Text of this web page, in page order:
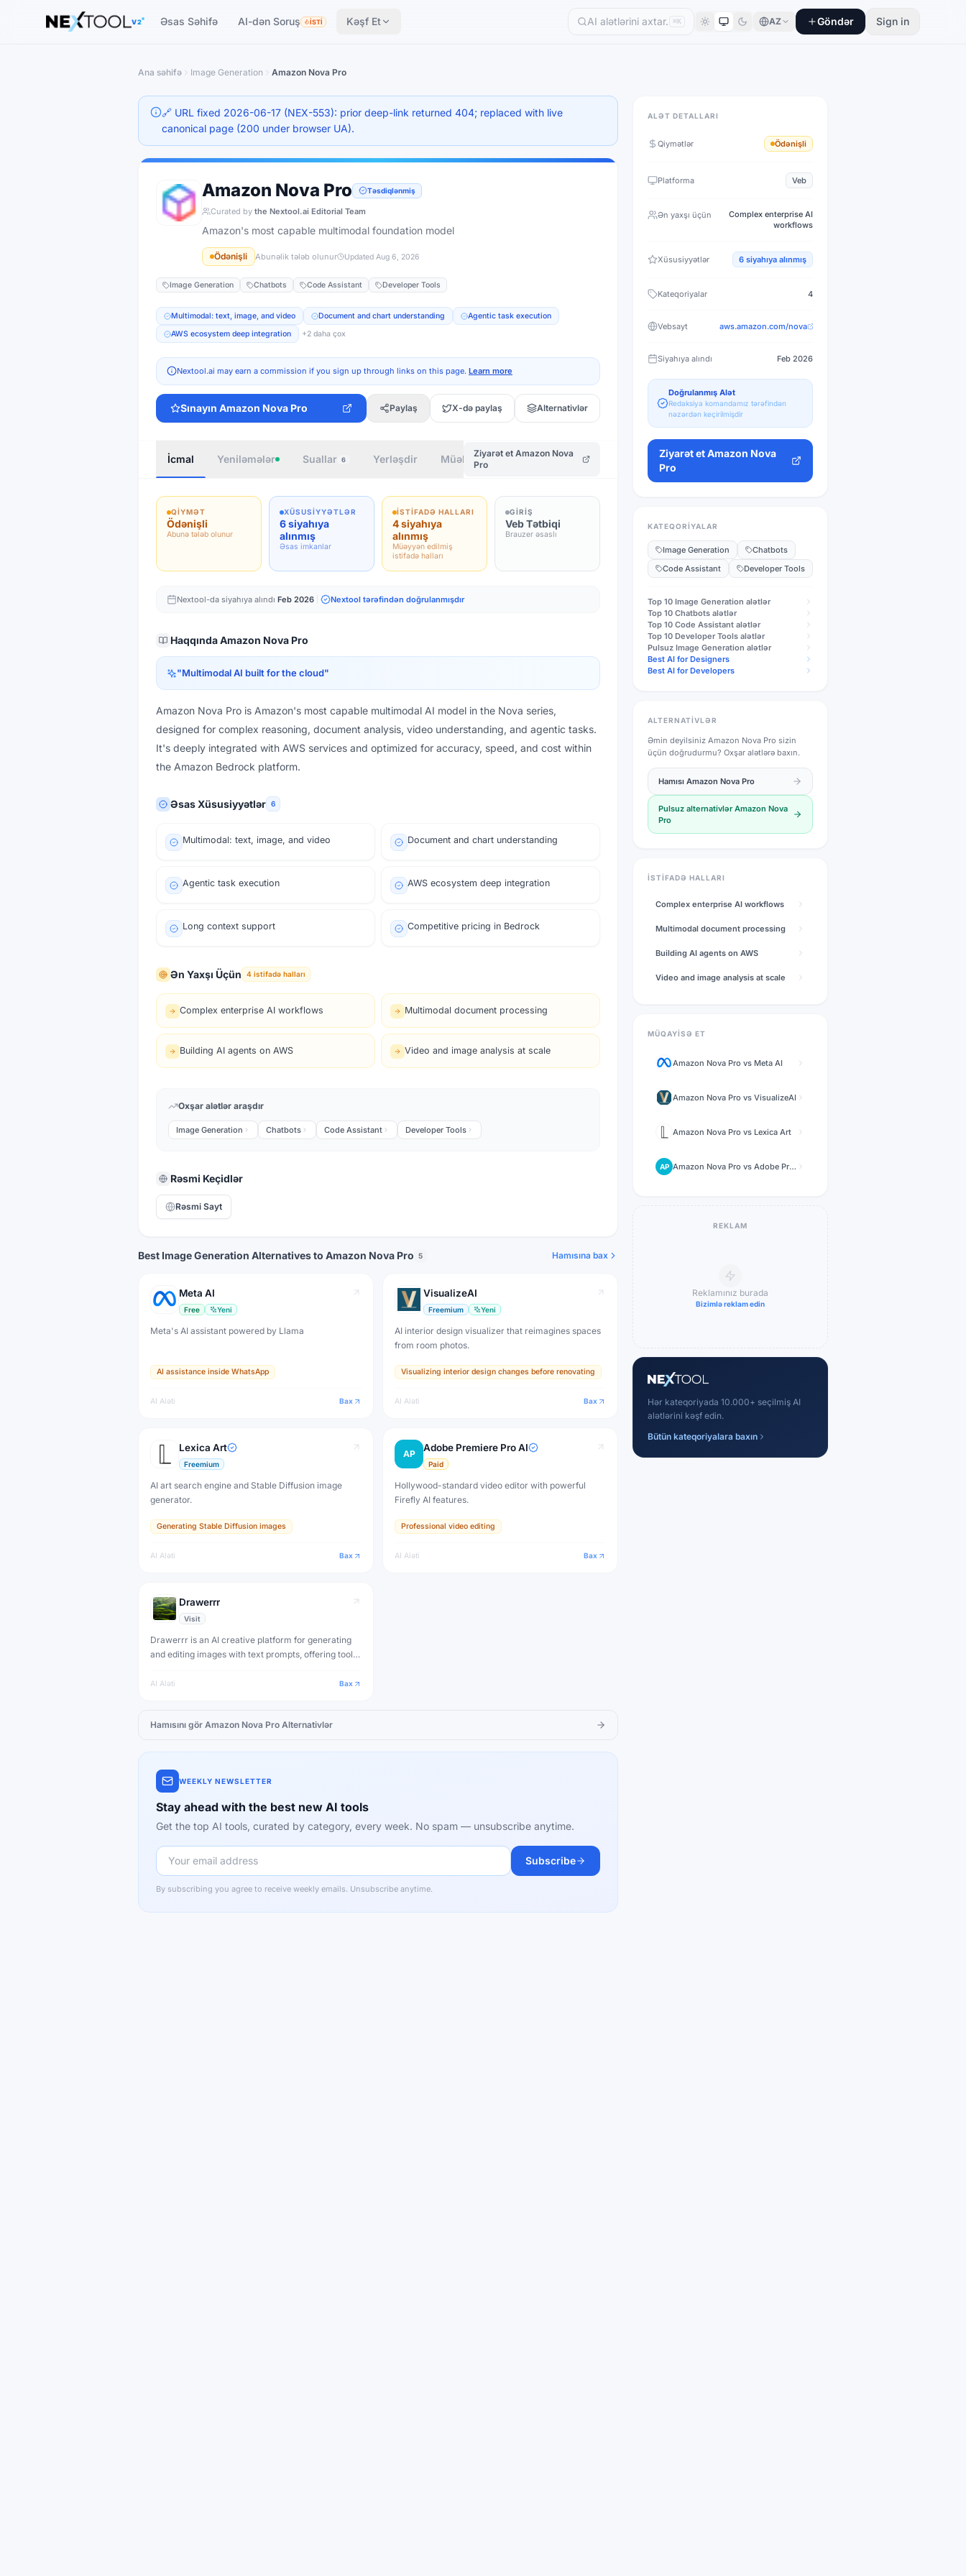
The AI tools directory — Find the Best AI Tools
V2 Əsas Səhifə AI-dən Soruş İSTİ Kəşf Et ⌘K AZ Göndər Sign in
Ana səhifə Image Generation Amazon Nova Pro
🔗 URL fixed 2026-06-17 (NEX-553): prior deep-link returned 404; replaced with live
canonical page (200 under browser UA).
Amazon Nova Pro Təsdiqlənmiş
Curated by the Nextool.ai Editorial Team
Amazon's most capable multimodal foundation model
Ödənişli Abunəlik tələb olunur Updated Aug 6, 2026
Image Generation Chatbots Code Assistant Developer Tools
Multimodal: text, image, and video Document and chart understanding
Agentic task execution
AWS ecosystem deep integration
+2 daha çox
Nextool.ai may earn a commission if you sign up through links on this page. Learn more
Sınayın Amazon Nova Pro Paylaş X-də paylaş Alternativlər
İcmal Yeniləmələr Suallar 6 Yerləşdir MüəllifZiyarət et Amazon Nova
Pro
QIYMƏT
Ödənişli
Abunə tələb olunur
XÜSUSIYYƏTLƏR
6 siyahıya
alınmış
Əsas imkanlar
İSTIFADƏ HALLARI
4 siyahıya
alınmış
Müəyyən edilmiş
istifadə halları
GIRIŞ
Veb Tətbiqi
Brauzer əsaslı
Nextool-da siyahıya alındı Feb 2026 Nextool tərəfindən doğrulanmışdır
HaqqındaAmazon Nova Pro
"Multimodal AI built for the cloud"
Amazon Nova Pro is Amazon's most capable multimodal AI model in the Nova series,
designed for complex reasoning, document analysis, video understanding, and agentic tasks.
It's deeply integrated with AWS services and optimized for accuracy, speed, and cost within
the Amazon Bedrock platform.
Əsas Xüsusiyyətlər 6
Multimodal: text, image, and video Document and chart understanding
Agentic task execution AWS ecosystem deep integration
Long context support Competitive pricing in Bedrock
Ən Yaxşı Üçün 4 istifadə halları
Complex enterprise AI workflows Multimodal document processing
Building AI agents on AWS Video and image analysis at scale
Oxşar alətlər araşdır
Image Generation Chatbots Code Assistant Developer Tools
Rəsmi Keçidlər
Rəsmi Sayt
Best Image Generation Alternatives to Amazon Nova Pro 5 Hamısına bax
Meta AI
Free Yeni
Meta's AI assistant powered by Llama
AI assistance inside WhatsApp
AI Aləti Bax
VisualizeAI
Freemium Yeni
AI interior design visualizer that reimagines spaces
from room photos.
Visualizing interior design changes before renovating
AI Aləti Bax
Lexica Art
Freemium
AI art search engine and Stable Diffusion image
generator.
Generating Stable Diffusion images
AI Aləti Bax
AP
Adobe Premiere Pro AI
Paid
Hollywood-standard video editor with powerful
Firefly AI features.
Professional video editing
AI Aləti Bax
Drawerrr
Visit
Drawerrr is an AI creative platform for generating
and editing images with text prompts, offering tools
AI Aləti Bax
Hamısını gör Amazon Nova Pro Alternativlər
WEEKLY NEWSLETTER
Stay ahead with the best new AI tools
Get the top AI tools, curated by category, every week. No spam — unsubscribe anytime.
Subscribe
By subscribing you agree to receive weekly emails. Unsubscribe anytime.
ALƏT DETALLARI
Qiymətlər Ödənişli
Platforma Veb
Ən yaxşı üçün
Complex enterprise AI
workflows
Xüsusiyyətlər 6 siyahıya alınmış
Kateqoriyalar 4
Vebsayt aws.amazon.com/nova
Siyahıya alındı Feb 2026
Doğrulanmış Alət
Redaksiya komandamız tərəfindən
nəzərdən keçirilmişdir
Ziyarət etAmazon Nova
Pro
KATEQORIYALAR
Image Generation
Chatbots
Code Assistant
Developer Tools
Top 10 Image Generation alətlər
Top 10 Chatbots alətlər
Top 10 Code Assistant alətlər
Top 10 Developer Tools alətlər
Pulsuz Image Generation alətlər
Best AI for Designers
Best AI for Developers
ALTERNATIVLƏR
Əmin deyilsiniz Amazon Nova Pro sizin
üçün doğrudurmu? Oxşar alətlərə baxın.
Hamısı Amazon Nova Pro
Pulsuz alternativlər Amazon Nova
Pro
İSTIFADƏ HALLARI
Complex enterprise AI workflows
Multimodal document processing
Building AI agents on AWS
Video and image analysis at scale
MÜQAYISƏ ET
Amazon Nova Pro vs Meta AI
Amazon Nova Pro vs VisualizeAI
Amazon Nova Pro vs Lexica Art
AP Amazon Nova Pro vs Adobe Premiere Pro AI
REKLAM
Reklamınız burada
Bizimlə reklam edin
Hər kateqoriyada 10.000+ seçilmiş AI
alətlərini kəşf edin.
Bütün kateqoriyalara baxın